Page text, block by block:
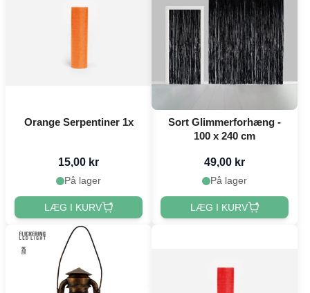
Orange Serpentiner 1x
15,00 kr
På lager
LÆG I KURV
Sort Glimmerforhæng -
100 x 240 cm
49,00 kr
På lager
LÆG I KURV